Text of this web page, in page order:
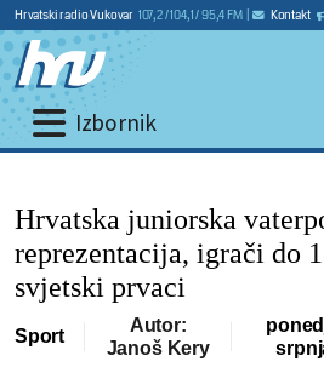
Hrvatski radio Vukovar 107,2 / 104,1 / 95,4 FM Kontakt
Izbornik
Hrvatska juniorska
reprezentacija, igrači do
svjetski prvaci
Sport
Autor:
Janoš Kery